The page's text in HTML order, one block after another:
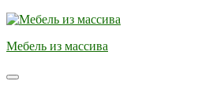
Мебель из массива